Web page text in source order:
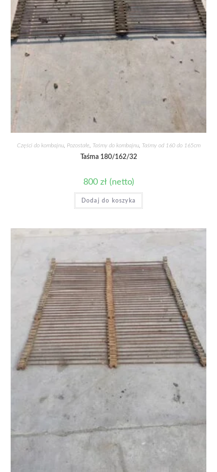
Części do kombajnu, Pozostałe Taśmy do kombajnu, Taśmy od 160 do 165cm
Taśma 180/162/32
800 zł (netto)
Dodaj do koszyka